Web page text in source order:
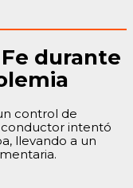
durante
control de
conductor intentó
llevando a un